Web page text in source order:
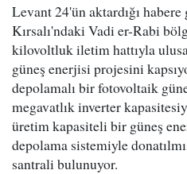
Levant 24'ün aktardığı
Kırsalı'ndaki Vadi er-Rabi
kilovoltluk iletim hattıyla
güneş enerjisi projesini
depolamalı bir fotovoltaik
megavatlık inverter
üretim kapasiteli bir güneş
depolama sistemiyle
santrali bulunuyor.